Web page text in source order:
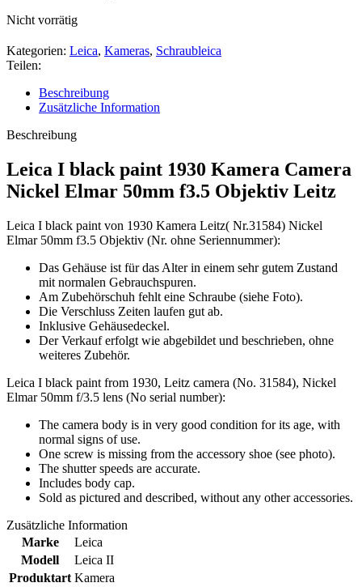
Nicht vorrätig
Kategorien: Leica, Kameras, Schraubleica
Teilen:
Beschreibung
Zusätzliche Information
Beschreibung
Leica I black paint 1930 Kamera Camera
Nickel Elmar 50mm f3.5 Objektiv Leitz
Leica I black paint von 1930 Kamera Leitz( Nr.31584) Nickel
Elmar 50mm f3.5 Objektiv (Nr. ohne Seriennummer):
Das Gehäuse ist für das Alter in einem sehr gutem Zustand
mit normalen Gebrauchspuren.
Am Zubehörschuh fehlt eine Schraube (siehe Foto).
Die Verschluss Zeiten laufen gut ab.
Inklusive Gehäusedeckel.
Der Verkauf erfolgt wie abgebildet und beschrieben, ohne
weiteres Zubehör.
Leica I black paint from 1930, Leitz camera (No. 31584), Nickel
Elmar 50mm f/3.5 lens (No serial number):
The camera body is in very good condition for its age, with
normal signs of use.
One screw is missing from the accessory shoe (see photo).
The shutter speeds are accurate.
Includes body cap.
Sold as pictured and described, without any other accessories.
Zusätzliche Information
Marke
Leica
Modell
Leica II
Produktart Kamera